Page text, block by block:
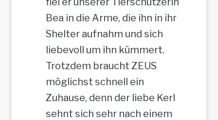
d
e
,
3
5
c
m
Bea in die Arme, die ihn in ihr
Shelter aufnahm und sich
liebevoll um ihn kümmert.
Trotzdem braucht ZEUS
möglichst schnell ein
Zuhause, denn der liebe Kerl
sehnt sich sehr nach einem